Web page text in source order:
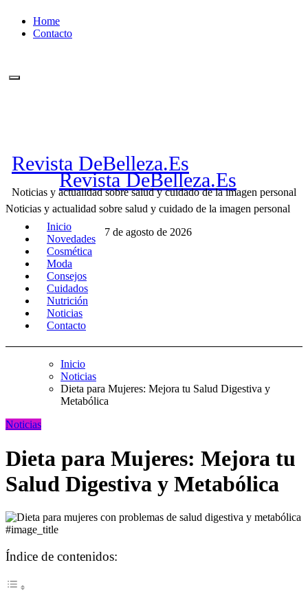
Home
Contacto
Revista DeBelleza.Es
Noticias y actualidad sobre salud y cuidado de la imagen personal
7 de agosto de 2026
Revista DeBelleza.Es
Noticias y actualidad sobre salud y cuidado de la imagen personal
Inicio
Novedades
Cosmética
Moda
Consejos
Cuidados
Nutrición
Noticias
Contacto
Inicio
Noticias
Dieta para Mujeres: Mejora tu Salud Digestiva y
Metabólica
Noticias
Dieta para Mujeres: Mejora tu
Salud Digestiva y Metabólica
#image_title
Índice de contenidos: